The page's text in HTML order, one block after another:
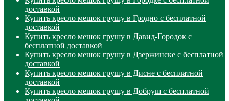
доставкой
Купить кресло мешок грушу в Гродно с бесплатной
доставкой
Купить кресло мешок грушу в Давид-Городок с
бесплатной доставкой
Купить кресло мешок грушу в Дзержинске с бесплатной
доставкой
Купить кресло мешок грушу в Дисне с бесплатной
доставкой
Купить кресло мешок грушу в Добруш с бесплатной